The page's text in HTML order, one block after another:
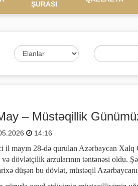
ŞURASI
– Müstəqillik
14:16
il mayın 28-də qurulan Azərbaycan Xalq
dövlətçilik arzularının təntənəsi oldu.
düşən bu dövlət, müstəqil